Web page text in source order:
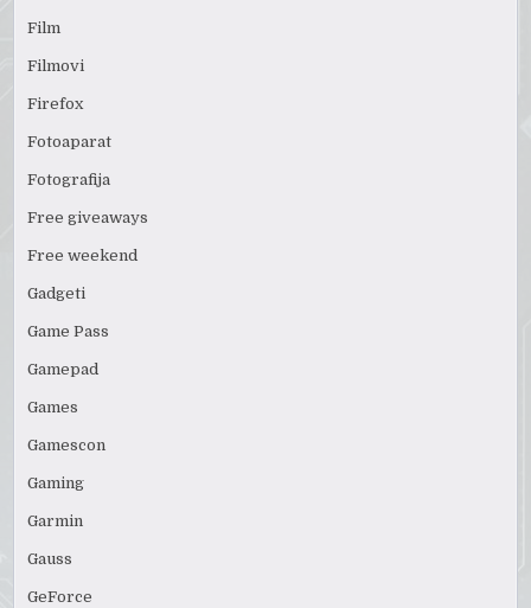
Film
Filmovi
Firefox
Fotoaparat
Fotografija
Free giveaways
Free weekend
Gadgeti
Game Pass
Gamepad
Games
Gamescon
Gaming
Garmin
Gauss
GeForce